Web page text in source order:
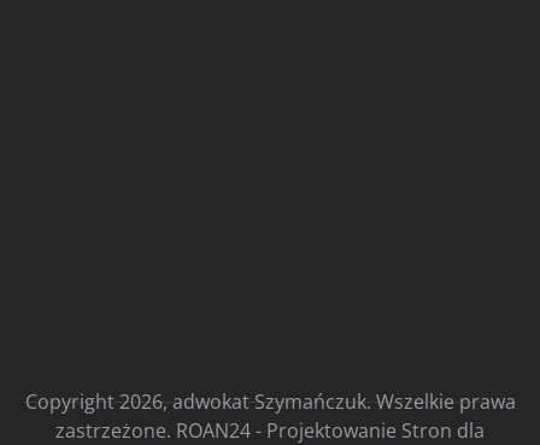
Copyright 2026, adwokat Szymańczuk. Wszelkie prawa
zastrzeżone. ROAN24 - Projektowanie Stron dla